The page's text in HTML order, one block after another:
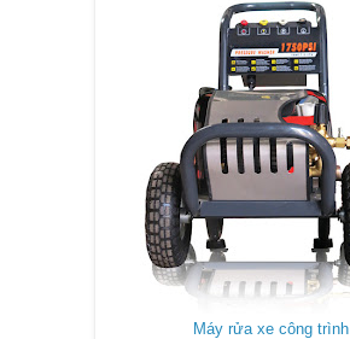
Máy rửa xe công trình